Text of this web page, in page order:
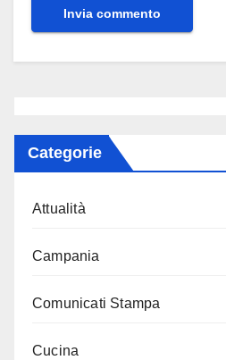
Categorie
Attualità
Campania
Comunicati Stampa
Cucina